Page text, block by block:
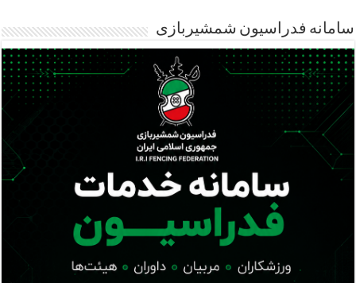
سامانه فدراسیون شمشیربازی